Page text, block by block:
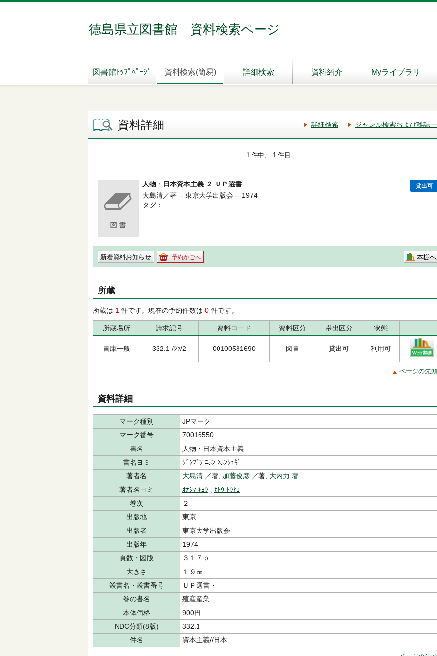
徳島県立図書館 資料検索ページ
図書館ﾄｯﾌﾟﾍﾟｰｼﾞ 資料検索(簡易) 詳細検索 資料紹介 Myライブラリ
資料詳細 詳細検索 ジャンル検索および雑誌
1 件中、 1 件目
人物・日本資本主義 ２ ＵＰ選書 貸出可
大島清／著 -- 東京大学出版会 -- 1974
タグ
新着資料お知らせ 予約かごへ 本棚へ
所蔵
所蔵は 1 件です。現在の予約件数は 0 件です。
所蔵場所 請求記号 資料コード 資料区分 帯出区分 状態
書庫一般 332.1 /ｼﾝ/2 00100581690 図書 貸出可 利用可
ページの先
資料詳細
マーク種別
JPマーク
マーク番号
70016550
書名
人物・日本資本主義
書名ヨミ
ｼﾞﾝﾌﾞﾂ ﾆﾎﾝ ｼﾎﾝｼｭｷﾞ
著者名
大島清 ／著, 加藤俊彦 ／著, 大内力 著
著者名ヨミ
ｵｵｼﾏ ｷﾖｼ
ｶﾄｳ ﾄｼﾋｺ
巻次
２
出版地
東京
出版者
東京大学出版会
出版年
1974
頁数・図版
３１７ｐ
大きさ
１９㎝
叢書名・叢書番号
ＵＰ選書・
巻の書名
殖産産業
本体価格
900円
NDC分類(8版)
332.1
件名
資本主義//日本